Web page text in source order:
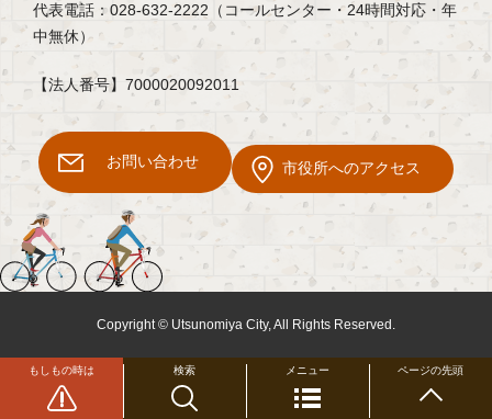
検索
もしもの時は メニュー ページの先頭
代表電話：028-632-2222（コールセンター・24時間対応・年
中無休）
【法人番号】7000020092011
お問い合わせ 市役所へのアクセス
Copyright © Utsunomiya City, All Rights Reserved.